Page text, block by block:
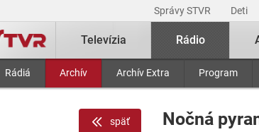
Správy STVR Deti
Televízia Rádio
Rádiá Archív Archív Extra Program
Nočná
späť